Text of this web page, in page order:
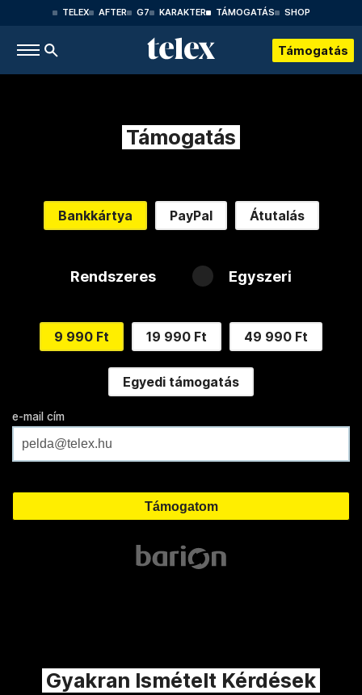
TELEX AFTER G7 KARAKTER TÁMOGATÁS SHOP
Támogatás
Támogatás
Bankkártya PayPal Átutalás
Rendszeres Egyszeri
9 990 Ft 19 990 Ft 49 990 Ft
Egyedi támogatás
e-mail cím
Gyakran Ismételt Kérdések